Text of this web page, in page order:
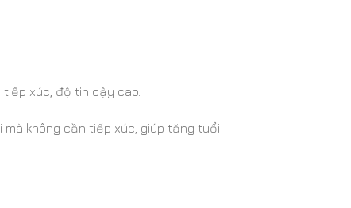
xúc, độ tin cậy cao.
không cần tiếp xúc, giúp tăng tuổi